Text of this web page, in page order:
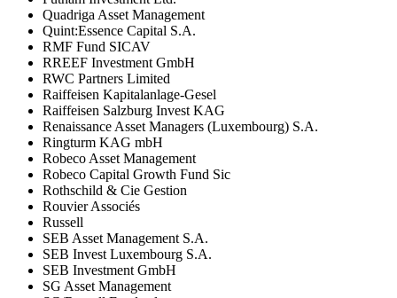
Quadriga Asset Management
Quint:Essence Capital S.A.
RMF Fund SICAV
RREEF Investment GmbH
RWC Partners Limited
Raiffeisen Kapitalanlage-Gesel
Raiffeisen Salzburg Invest KAG
Renaissance Asset Managers (Luxembourg) S.A.
Ringturm KAG mbH
Robeco Asset Management
Robeco Capital Growth Fund Sic
Rothschild & Cie Gestion
Rouvier Associés
Russell
SEB Asset Management S.A.
SEB Invest Luxembourg S.A.
SEB Investment GmbH
SG Asset Management